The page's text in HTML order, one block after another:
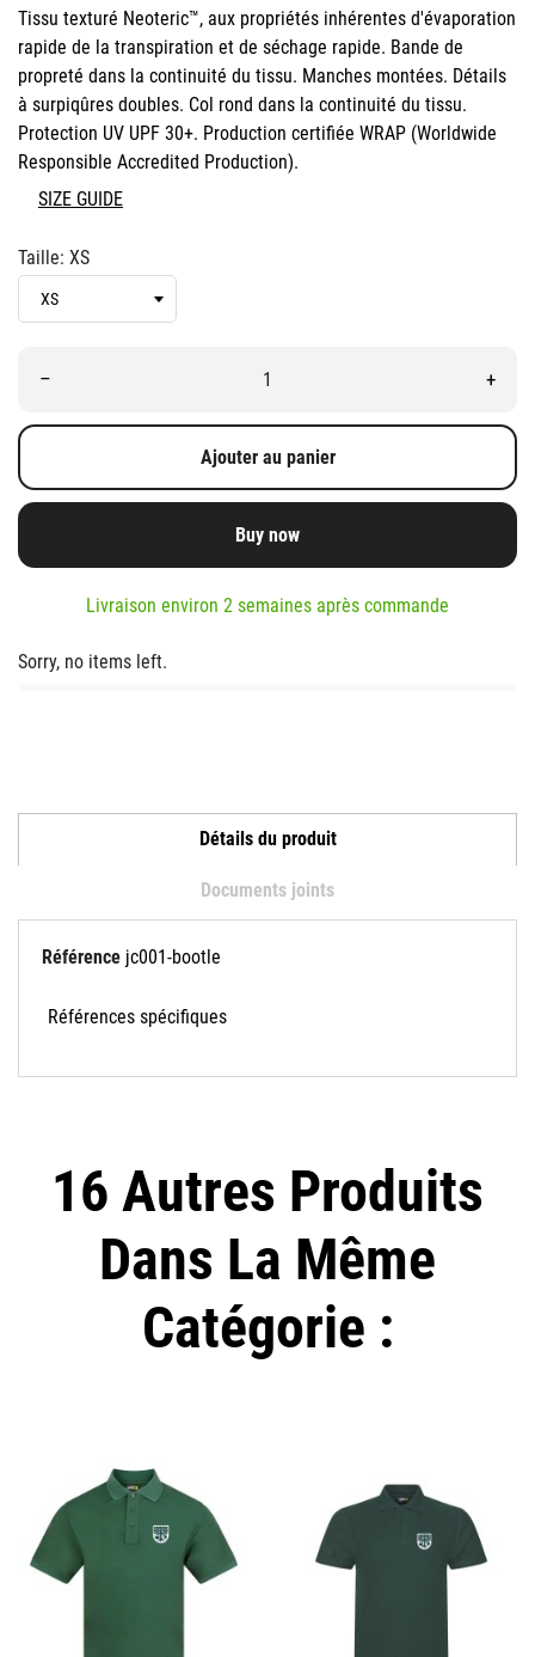
Tissu texturé Neoteric™, aux propriétés inhérentes d'évaporation
rapide de la transpiration et de séchage rapide. Bande de
propreté dans la continuité du tissu. Manches montées. Détails
à surpiqûres doubles. Col rond dans la continuité du tissu.
Protection UV UPF 30+. Production certifiée WRAP (Worldwide
Responsible Accredited Production).
SIZE GUIDE
Taille: XS
– +
Ajouter au panier
Buy now
Livraison environ 2 semaines après commande
Sorry, no items left.
Détails du produit
Documents joints
Référence jc001-bootle
Références spécifiques
16 Autres Produits
Dans La Même
Catégorie :